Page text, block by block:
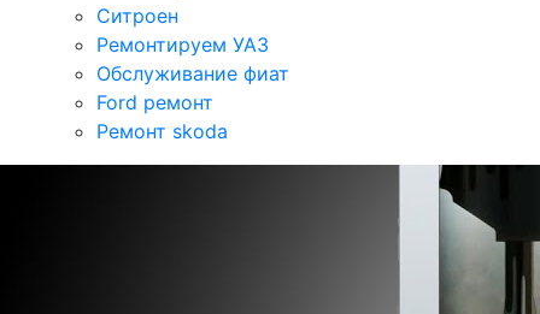
Ситроен
Ремонтируем УАЗ
Обслуживание фиат
Ford ремонт
Ремонт skoda